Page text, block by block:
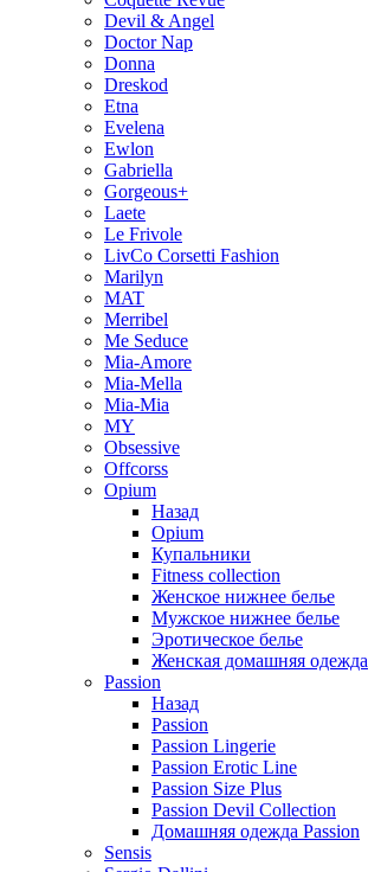
Devil & Angel
Doctor Nap
Donna
Dreskod
Etna
Evelena
Ewlon
Gabriella
Gorgeous+
Laete
Le Frivole
LivCo Corsetti Fashion
Marilyn
MAT
Merribel
Me Seduce
Mia-Amore
Mia-Mella
Mia-Mia
MY
Obsessive
Offcorss
Opium
Назад
Opium
Купальники
Fitness collection
Женское нижнее белье
Мужское нижнее белье
Эротическое белье
Женская домашняя одежда
Passion
Назад
Passion
Passion Lingerie
Passion Erotic Line
Passion Size Plus
Passion Devil Collection
Домашняя одежда Passion
Sensis